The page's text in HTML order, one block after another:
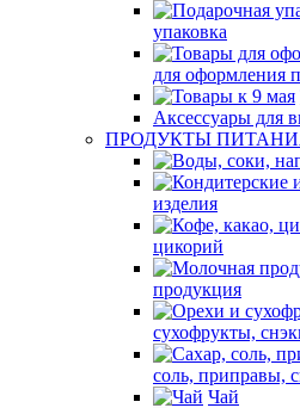
упаковка
для оформления
Аксессуары для
ПРОДУКТЫ
изделия
цикорий
продукция
сухофрукты,
соль, приправы,
Чай